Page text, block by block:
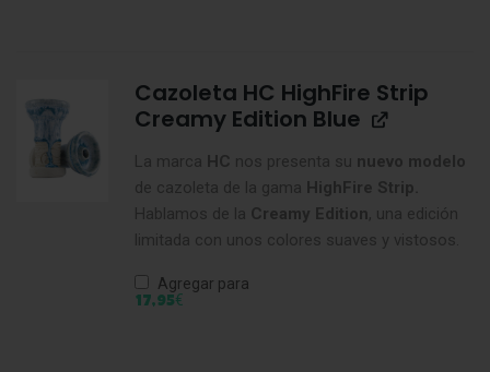
Cazoleta HC HighFire Strip
Creamy Edition Blue
La marca HC nos presenta su nuevo modelo
de cazoleta de la gama HighFire Strip.
Hablamos de la Creamy Edition, una edición
limitada con unos colores suaves y vistosos.
Agregar para
17,95€